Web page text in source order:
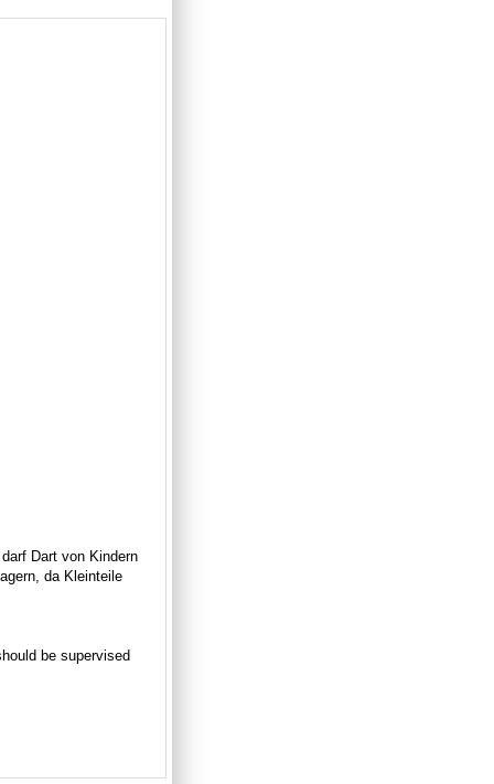
Dart von Kindern
da Kleinteile
be supervised